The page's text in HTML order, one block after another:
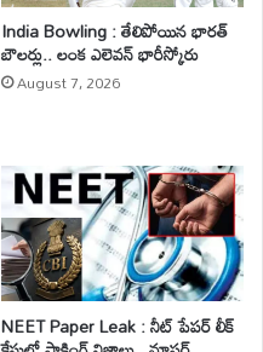
India Bowling : తేలిపోయిన భారత్
బౌలర్లు.. లంక ఎలెవన్ భారీస్కోరు
August 7, 2026
NEET Paper Leak : నీట్ పేపర్ లీక్